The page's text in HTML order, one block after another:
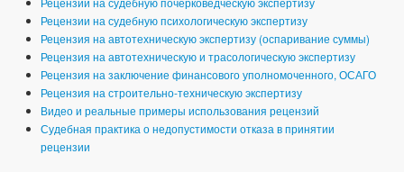
Рецензии на судебную психологическую экспертизу
Рецензия на автотехническую экспертизу (оспаривание суммы)
Рецензия на автотехническую и трасологическую экспертизу
Рецензия на заключение финансового уполномоченного, ОСАГО
Рецензия на строительно-техническую экспертизу
Видео и реальные примеры использования рецензий
Судебная практика о недопустимости отказа в принятии
рецензии